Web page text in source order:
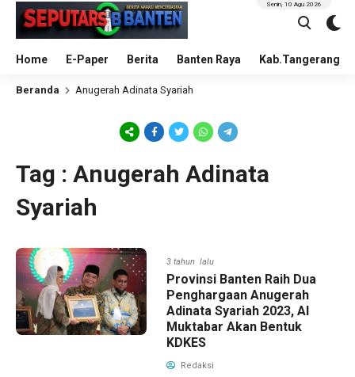
Home E-Paper Berita Banten Raya Kab.Tangerang
Senin, 10 Agu 2026
Beranda Anugerah Adinata Syariah
Tag : Anugerah Adinata
Syariah
3 tahun lalu
Provinsi Banten Raih Dua
Penghargaan Anugerah
Adinata Syariah 2023, Al
Muktabar Akan Bentuk
KDKES
Redaksi